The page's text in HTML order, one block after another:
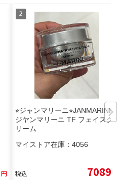
円
⭐︎ジャンマリーニ⭐︎JANMARINI⭐︎
ジヤンマリーニ TF フェイスク
リーム
マイストア在庫： 4056
税込 7089